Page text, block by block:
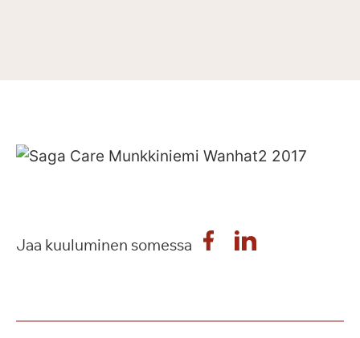
Jaa kuuluminen somessa